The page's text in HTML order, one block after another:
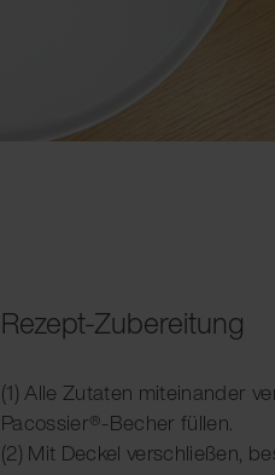
Rezept-Zubereitung
(1) Alle Zutaten miteinander
Pacossier®-Becher füllen.
(2) Mit Deckel verschließen,